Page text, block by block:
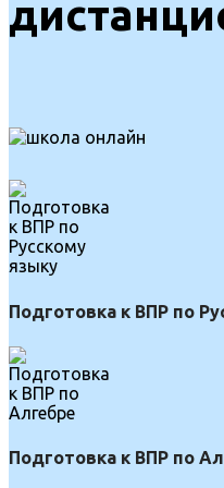
Подготовка к ВПР по
Подготовка к ВПР по